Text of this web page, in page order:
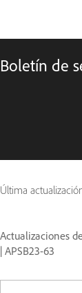
Boletín de
Última
Actualizaciones
| APSB23-63